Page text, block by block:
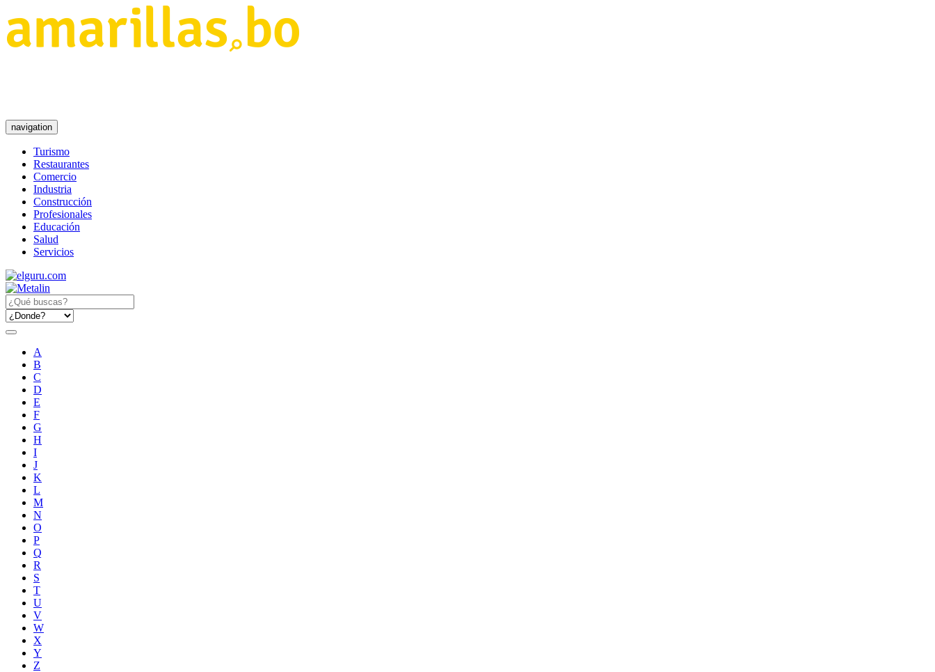
navigation
Turismo
Restaurantes
Comercio
Industria
Construcción
Profesionales
Educación
Salud
Servicios
A
B
C
D
E
F
G
H
I
J
K
L
M
N
O
P
Q
R
S
T
U
V
W
X
Y
Z